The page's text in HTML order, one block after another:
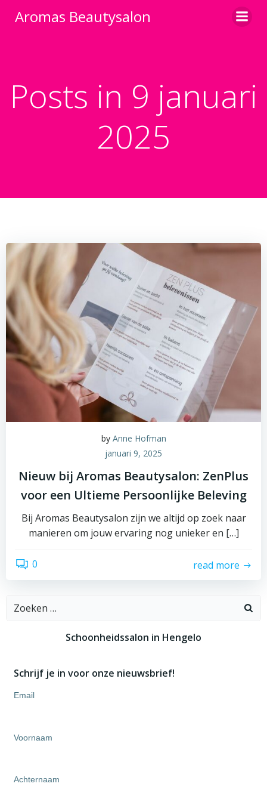
naar
Aromas Beautysalon
Posts in 9 januari
2025
by Anne Hofman
januari 9, 2025
Nieuw bij Aromas Beautysalon: ZenPlus
voor een Ultieme Persoonlijke Beleving
Bij Aromas Beautysalon zijn we altijd op zoek naar
manieren om jouw ervaring nog unieker en […]
0 read more
Zoeken
Schoonheidssalon in Hengelo
Schrijf je in voor onze nieuwsbrief!
Email
Voornaam
Achternaam